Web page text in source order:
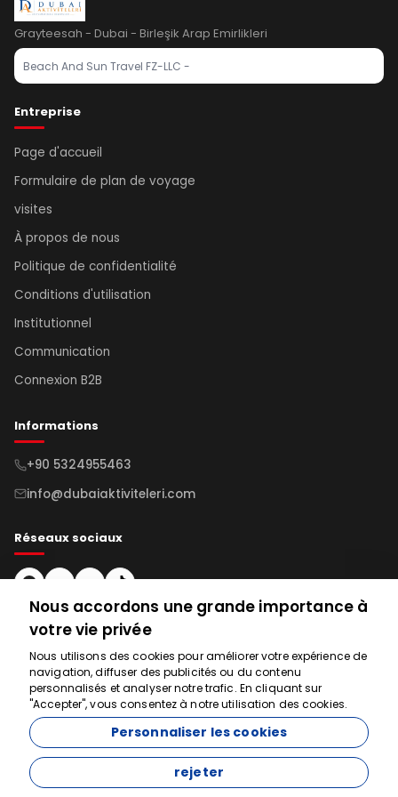
Grayteesah - Dubai - Birleşik Arap Emirlikleri
Beach And Sun Travel FZ-LLC -
Entreprise
Page d'accueil
Formulaire de plan de voyage
visites
À propos de nous
Politique de confidentialité
Conditions d'utilisation
Institutionnel
Communication
Connexion B2B
Informations
+90 5324955463
info@dubaiaktiviteleri.com
Réseaux sociaux
S'inscrire à la Newsletter
S'abonner
Nous accordons une grande importance à
votre vie privée
Nous utilisons des cookies pour améliorer votre expérience de
navigation, diffuser des publicités ou du contenu
personnalisés et analyser notre trafic. En cliquant sur
"Accepter", vous consentez à notre utilisation des cookies.
Personnaliser les cookies
rejeter
Nous sommes là
pour vous aider